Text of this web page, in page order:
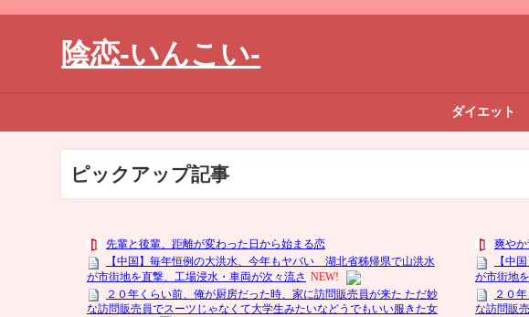
陰恋-いんこい-
ダイエット
ピックアップ記事